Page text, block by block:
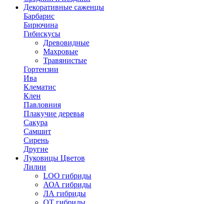
Декоративные саженцы
Барбарис
Бирючина
Гибискусы
Древовидные
Махровые
Травянистые
Гортензии
Ива
Клематис
Клен
Павловния
Плакучие деревья
Сакура
Самшит
Сирень
Другие
Луковицы Цветов
Лилии
LOO гибриды
АОА гибриды
ЛА гибриды
ОТ гибриды